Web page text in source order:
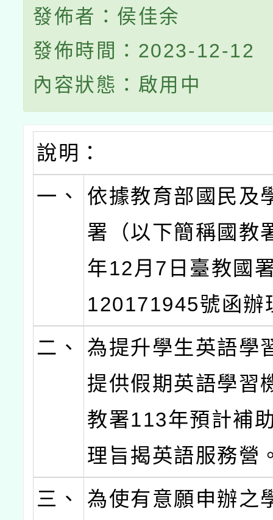
發佈者：侯佳余
發佈時間：2023-12-12
內容狀態：啟用中
說明：
一、
依據教育部國民及
署（以下簡稱國教
年12月7日臺教國
120171945號函辦
二、
為提升學生英語學
提供假期英語學習
教署113年預計補
理旨揭英語服務營
三、
為使有意願申辦之